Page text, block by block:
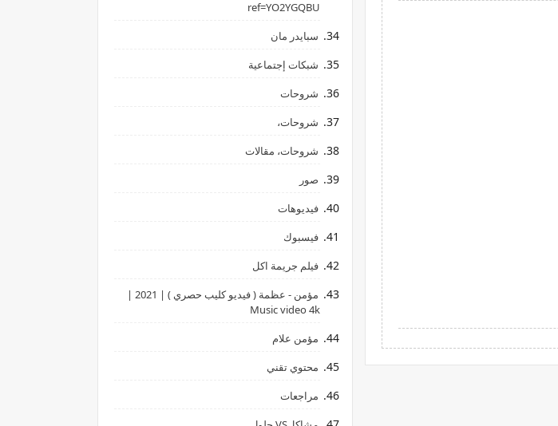
ref=YO2YGQBU ‏
سبايدر مان
شبكات إجتماعية
شروحات
شروحات،
شروحات، مقالات
صور
فيديوهات
فيسبوك
فيلم جريمة اكل
مؤمن - عظمة ( فيديو كليب حصري ) | 2021 |
Music video 4k
مؤمن علام
محتوي تقني
مراجعات